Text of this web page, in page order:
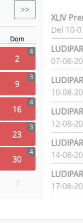
>>
Dom
2
4
9
3
16
4
23
3
30
4
7
XLIV
Del 10-
07-08-
10-08-
12-08-
14-08-
17-08-